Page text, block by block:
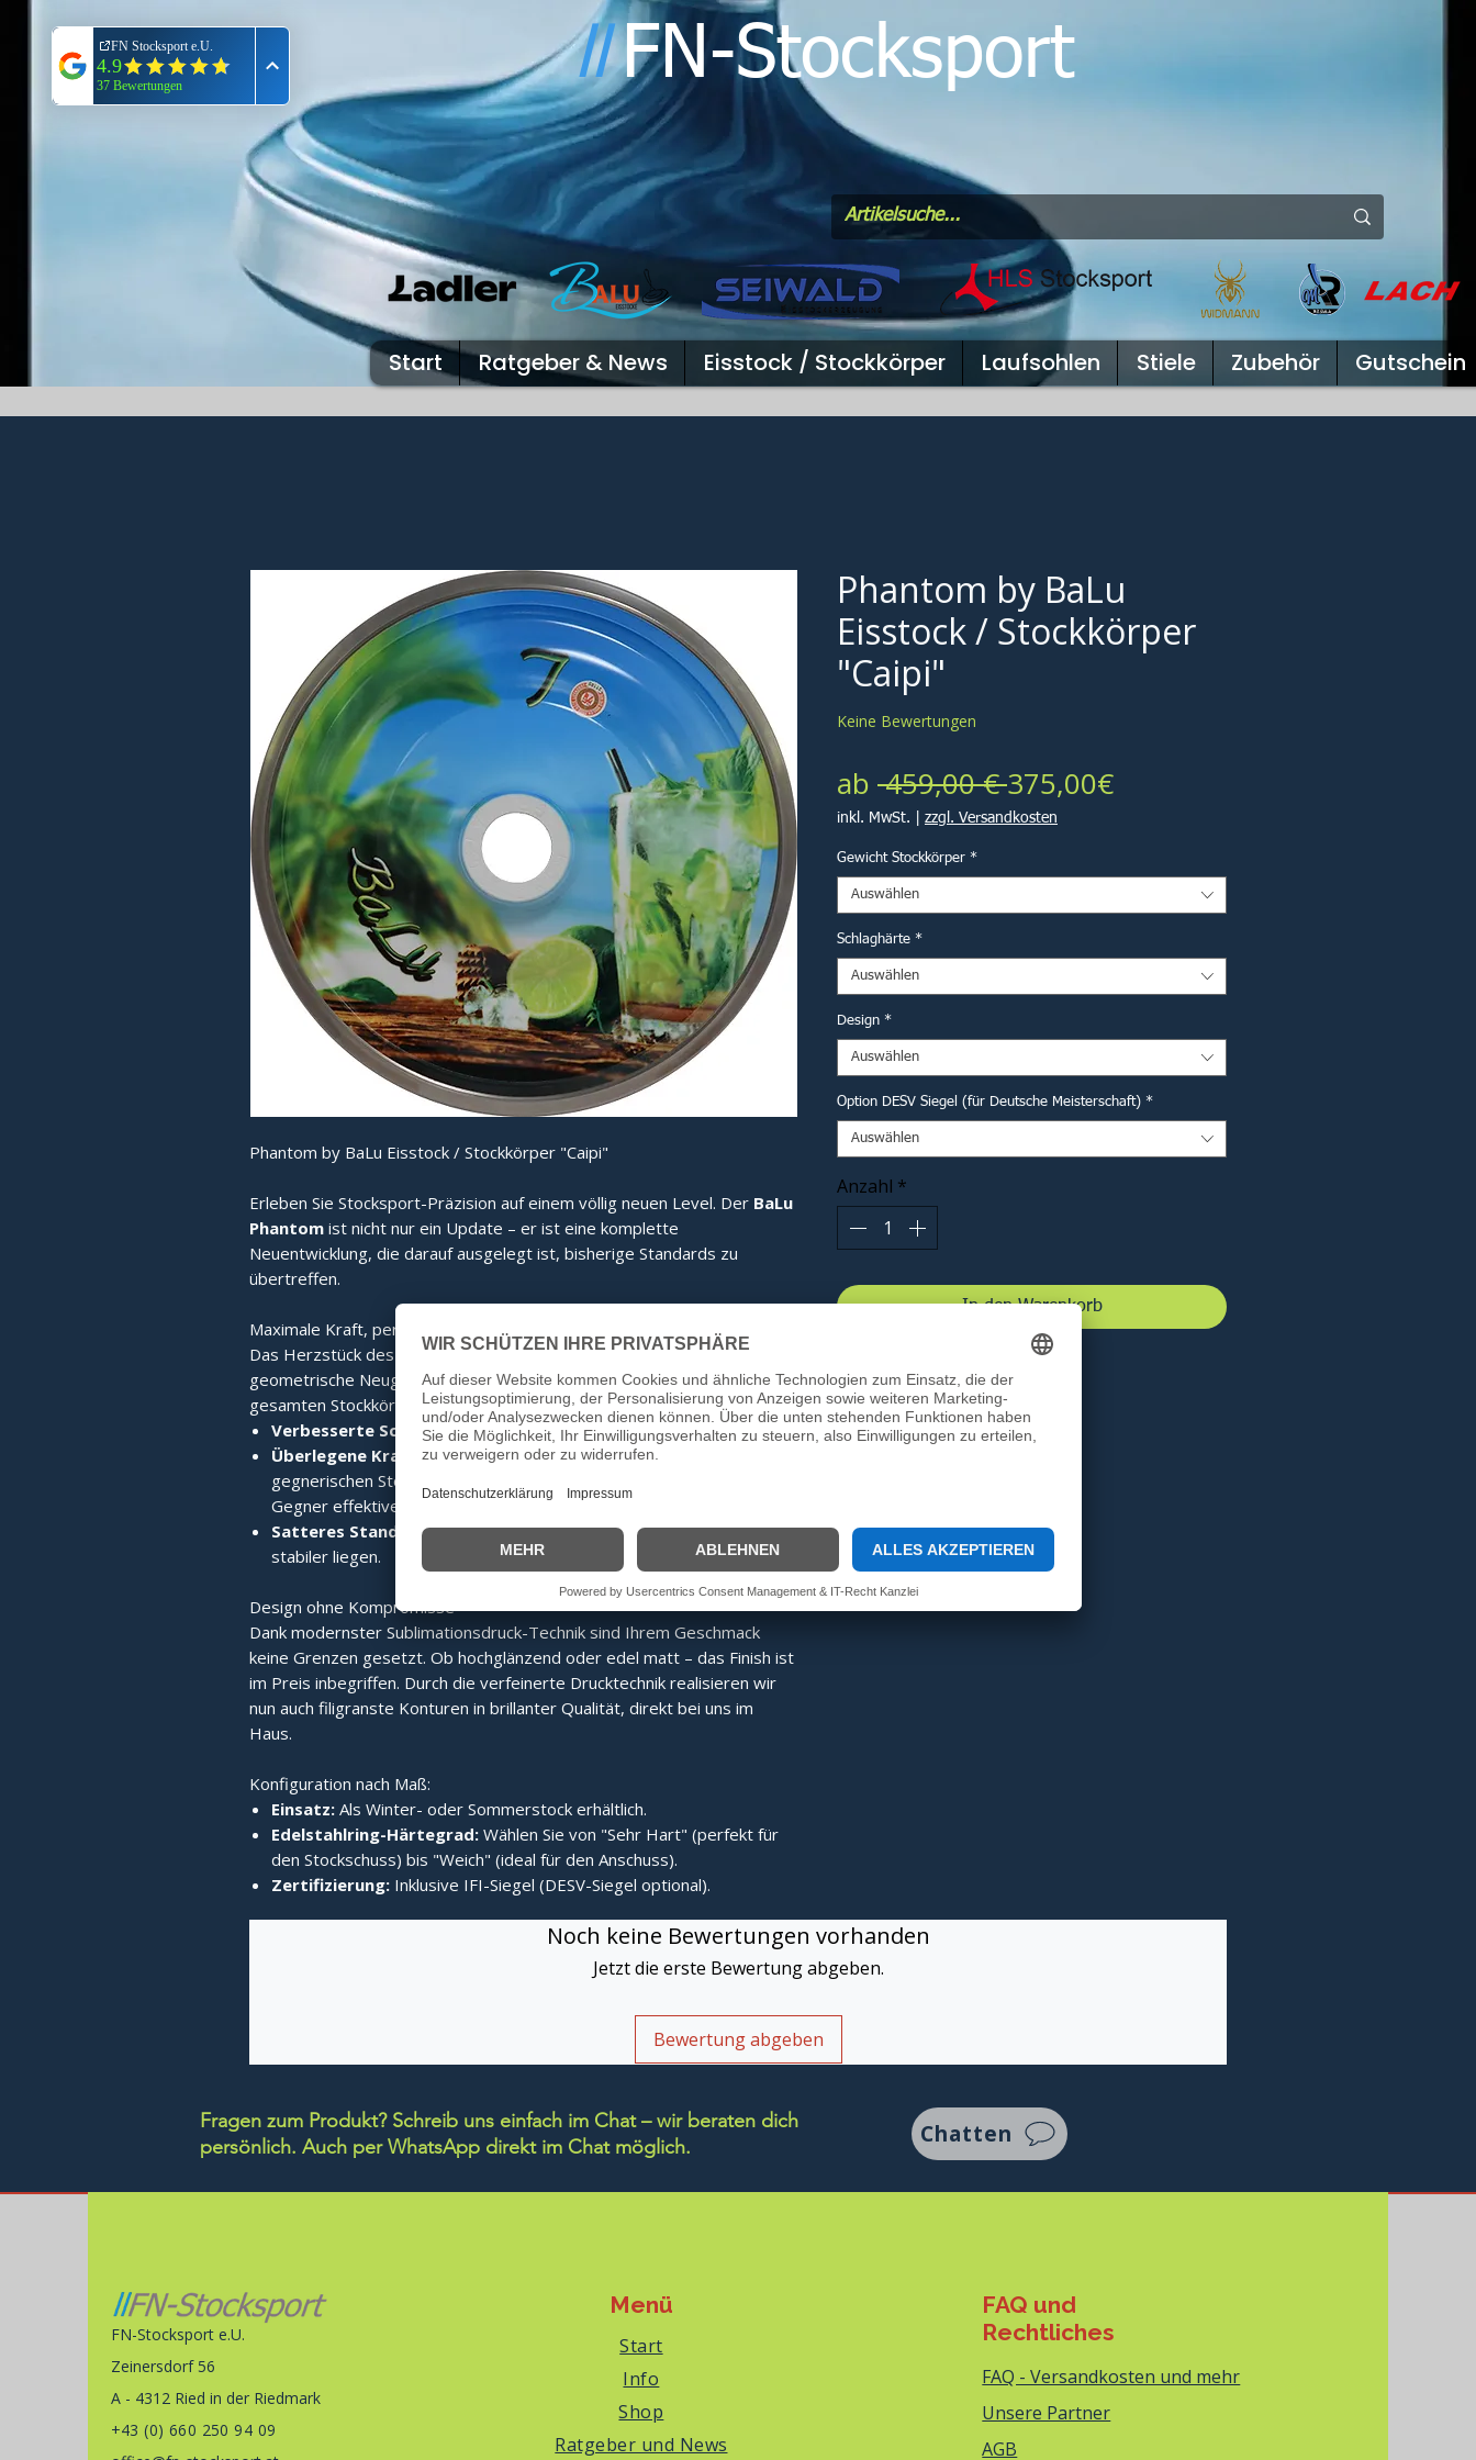
llFN-Stocksport
Start Ratgeber & News Eisstock / Stockkörper Laufsohlen Stiele Zubehör Gutschein
Phantom by BaLu Eisstock / Stockkörper "Caipi"
Erleben Sie Stocksport-Präzision auf einem völlig neuen Level. Der BaLu
Phantom ist nicht nur ein Update – er ist eine komplette
Neuentwicklung, die darauf ausgelegt ist, bisherige Standards zu
übertreffen.
Maximale Kraft, perfekter Stand
Das Herzstück des Phantom ist seine revolutionäre Haubenform. Diese
geometrische Neugestaltung sorgt für eine optimale Kraftverteilung im
gesamten Stockkörper. Das Ergebnis spüren Sie bei jedem Schuss:
Verbesserte Schlagkraft:Die Energie wird effizienter gebündelt.
Überlegene Kraftübertragung:Beim Kontakt mit dem
gegnerischen Stock wird die Energie direkter übertragen, was den
Gegner effektiver verdrängt.
Satteres Standvermögen:Der Stock bleibt nach dem Treffer
stabiler liegen.
Design ohne Kompromisse
Dank modernster Sublimationsdruck-Technik sind Ihrem Geschmack
keine Grenzen gesetzt. Ob hochglänzend oder edel matt – das Finish ist
im Preis inbegriffen. Durch die verfeinerte Drucktechnik realisieren wir
nun auch filigranste Konturen in brillanter Qualität, direkt bei uns im
Haus.
Konfiguration nach Maß:
Einsatz: Als Winter- oder Sommerstock erhältlich.
Edelstahlring-Härtegrad: Wählen Sie von "Sehr Hart" (perfekt für
den Stockschuss) bis "Weich" (ideal für den Anschuss).
Zertifizierung: Inklusive IFI-Siegel (DESV-Siegel optional).
Phantom by BaLu
Eisstock / Stockkörper
"Caipi"
Keine Bewertungen
ab 459,00 € Standardpreis
375,00€Sale-
inkl. MwSt. zzgl. Versandkosten
Gewicht Stockkörper *
Auswählen
Schlaghärte *
Auswählen
Design *
Auswählen
Option DESV Siegel (für Deutsche Meisterschaft) *
Auswählen
Anzahl *
In den Warenkorb
Noch keine Bewertungen vorhanden
Jetzt die erste Bewertung abgeben.
Bewertung abgeben
Fragen zum Produkt? Schreib uns einfach im Chat – wir beraten dich
persönlich. Auch per WhatsApp direkt im Chat möglich. Chatten
FN-Stocksport e.U.
Zeinersdorf 56
A - 4312 Ried in der Riedmark
+43 (0) 660 250 94 09
Menü
Start
Info
Shop
Ratgeber und News
FAQ und
Rechtliches
FAQ - Versandkosten und mehr
Unsere Partner
AGB